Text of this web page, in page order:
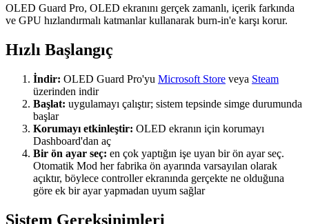
OLED Guard Pro, OLED ekranını gerçek zamanlı, içerik farkında
ve GPU hızlandırmalı katmanlar kullanarak burn-in'e karşı korur.
Hızlı Başlangıç
İndir: OLED Guard Pro'yu Microsoft Store veya Steam
üzerinden indir
Başlat: uygulamayı çalıştır; sistem tepsinde simge durumunda
başlar
Korumayı etkinleştir: OLED ekranın için korumayı
Dashboard'dan aç
Bir ön ayar seç: en çok yaptığın işe uyan bir ön ayar seç.
Otomatik Mod her fabrika ön ayarında varsayılan olarak
açıktır, böylece controller ekranında gerçekte ne olduğuna
göre ek bir ayar yapmadan uyum sağlar
Sistem Gereksinimleri